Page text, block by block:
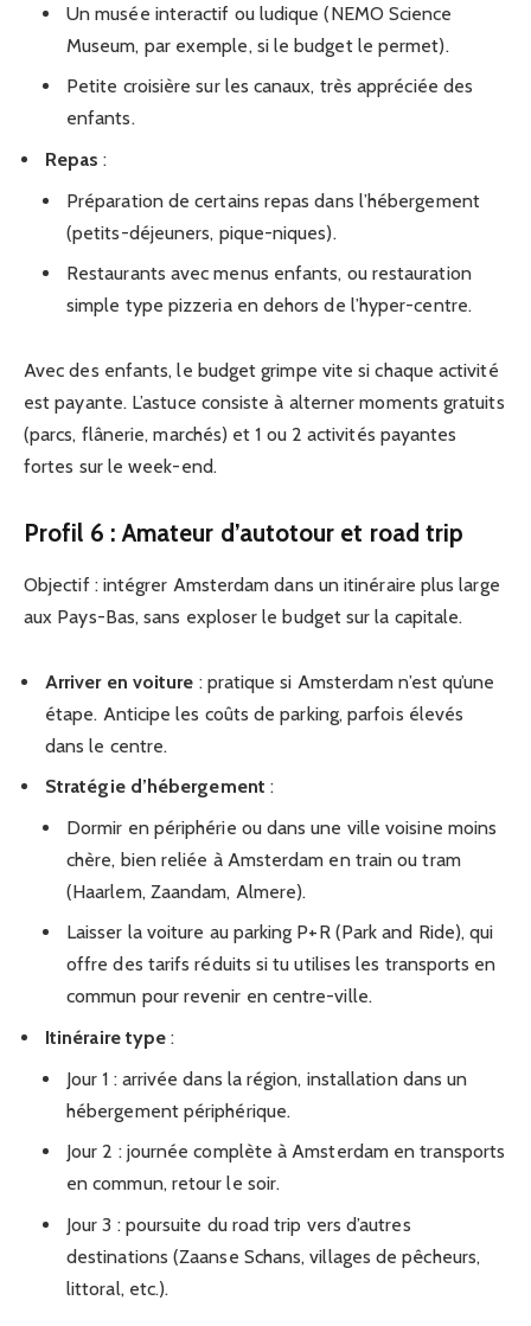
Un musée interactif ou ludique (NEMO Science
Museum, par exemple, si le budget le permet).
Petite croisière sur les canaux, très appréciée des
enfants.
Repas :
Préparation de certains repas dans l’hébergement
(petits-déjeuners, pique-niques).
Restaurants avec menus enfants, ou restauration
simple type pizzeria en dehors de l’hyper-centre.
Avec des enfants, le budget grimpe vite si chaque activité
est payante. L’astuce consiste à alterner moments gratuits
(parcs, flânerie, marchés) et 1 ou 2 activités payantes
fortes sur le week-end.
Profil 6 : Amateur d’autotour et road trip
Objectif : intégrer Amsterdam dans un itinéraire plus large
aux Pays-Bas, sans exploser le budget sur la capitale.
Arriver en voiture : pratique si Amsterdam n’est qu’une
étape. Anticipe les coûts de parking, parfois élevés
dans le centre.
Stratégie d’hébergement :
Dormir en périphérie ou dans une ville voisine moins
chère, bien reliée à Amsterdam en train ou tram
(Haarlem, Zaandam, Almere).
Laisser la voiture au parking P+R (Park and Ride), qui
offre des tarifs réduits si tu utilises les transports en
commun pour revenir en centre-ville.
Itinéraire type :
Jour 1 : arrivée dans la région, installation dans un
hébergement périphérique.
Jour 2 : journée complète à Amsterdam en transports
en commun, retour le soir.
Jour 3 : poursuite du road trip vers d’autres
destinations (Zaanse Schans, villages de pêcheurs,
littoral, etc.).